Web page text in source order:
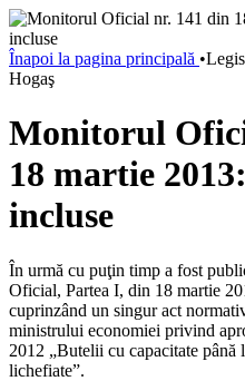
Înapoi la pagina principală •
Hogaş
Monitorul
18 martie
incluse
În urmă cu puţin timp a fost
Oficial, Partea I, din 18 martie
cuprinzând un singur act
ministrului economiei privind
2012 „Butelii cu capacitate
lichefiate”.